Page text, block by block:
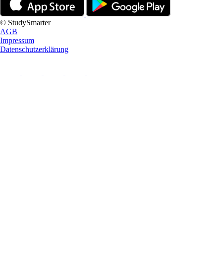
© StudySmarter
AGB
Impressum
Datenschutzerklärung